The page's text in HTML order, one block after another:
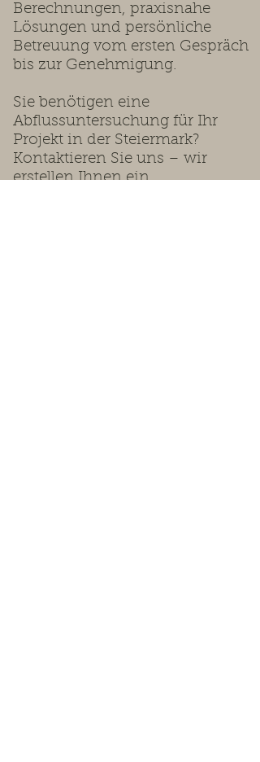
Berechnungen, praxisnahe
Lösungen und persönliche
Betreuung vom ersten Gespräch
bis zur Genehmigung.
Sie benötigen eine
Abflussuntersuchung für Ihr
Projekt in der Steiermark?
Kontaktieren Sie uns – wir
erstellen Ihnen ein